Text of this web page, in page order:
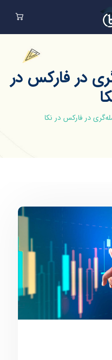
در فارکس در
در فارکس در نکا